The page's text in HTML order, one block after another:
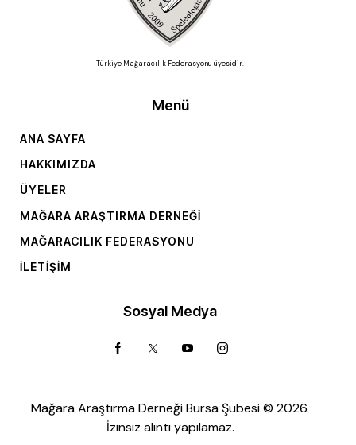
Türkiye Mağaracılık Federasyonu üyesidir.
Menü
ANA SAYFA
HAKKIMIZDA
ÜYELER
MAĞARA ARAŞTIRMA DERNEĞI
MAĞARACILIK FEDERASYONU
İLETIŞIM
Sosyal Medya
Mağara Araştırma Derneği Bursa Şubesi © 2026.
İzinsiz alıntı yapılamaz.